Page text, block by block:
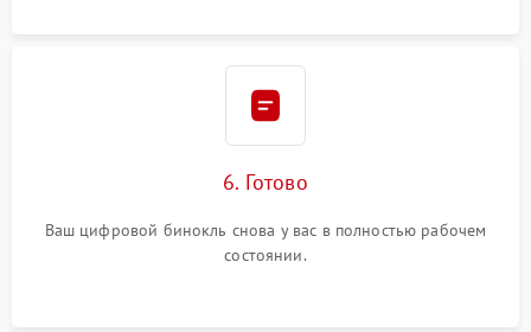
6. Готово
Ваш цифровой бинокль снова у вас в полностью рабочем
состоянии.